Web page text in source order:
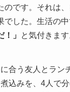
のです。それは
した。生活の
」
と気付きま
合う友人とラ
込みを、4人で